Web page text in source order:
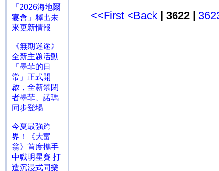
「2026海地爾
宴會」釋出未
來更新情報
《無期迷途》
全新主題活動
「墨菲的日
常」正式開
啟，全新禁閉
者墨菲、諾瑪
同步登場
今夏最強跨
界！《大富
翁》首度攜手
中職明星賽 打
造沉浸式同樂
<<First <Back | 3622 |